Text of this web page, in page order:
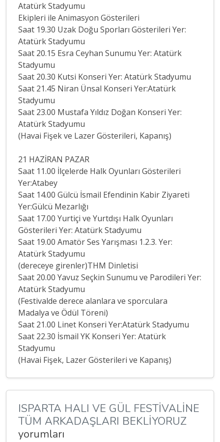
Atatürk Stadyumu
Ekipleri ile Animasyon Gösterileri
Saat 19.30 Uzak Doğu Sporları Gösterileri Yer:
Atatürk Stadyumu
Saat 20.15 Esra Ceyhan Sunumu Yer: Atatürk
Stadyumu
Saat 20.30 Kutsi Konseri Yer: Atatürk Stadyumu
Saat 21.45 Niran Ünsal Konseri Yer:Atatürk
Stadyumu
Saat 23.00 Mustafa Yıldız Doğan Konseri Yer:
Atatürk Stadyumu
(Havai Fişek ve Lazer Gösterileri, Kapanış)
21 HAZİRAN PAZAR
Saat 11.00 İlçelerde Halk Oyunları Gösterileri
Yer:Atabey
Saat 14.00 Gülcü İsmail Efendinin Kabir Ziyareti
Yer:Gülcü Mezarlığı
Saat 17.00 Yurtiçi ve Yurtdışı Halk Oyunları
Gösterileri Yer: Atatürk Stadyumu
Saat 19.00 Amatör Ses Yarışması 1.2.3. Yer:
Atatürk Stadyumu
(dereceye girenler)THM Dinletisi
Saat 20.00 Yavuz Seçkin Sunumu ve Parodileri Yer:
Atatürk Stadyumu
(Festivalde derece alanlara ve sporculara
Madalya ve Ödül Töreni)
Saat 21.00 Linet Konseri Yer:Atatürk Stadyumu
Saat 22.30 İsmail YK Konseri Yer: Atatürk
Stadyumu
(Havai Fişek, Lazer Gösterileri ve Kapanış)
ISPARTA HALI VE GÜL FESTİVALİNE
TÜM ARKADAŞLARI BEKLİYORUZ
yorumları